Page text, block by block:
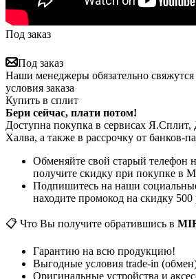
Под заказ
Под заказ
Наши менеджеры обязательно
условия заказа
Купить в сплит
Бери сейчас, плати потом!
Доступна покупка в сервисах Я.Сплит,
Халва, а также в рассрочку от банков-
Обменяйте свой старый телефон
получите скидку при покупке в
Подпишитесь на наши
находите промокод на скидку 500
📋 Что Вы получите обратившись в
Гарантию на всю продукцию!
Выгодные условия trade-in
Оригинальные устройства и